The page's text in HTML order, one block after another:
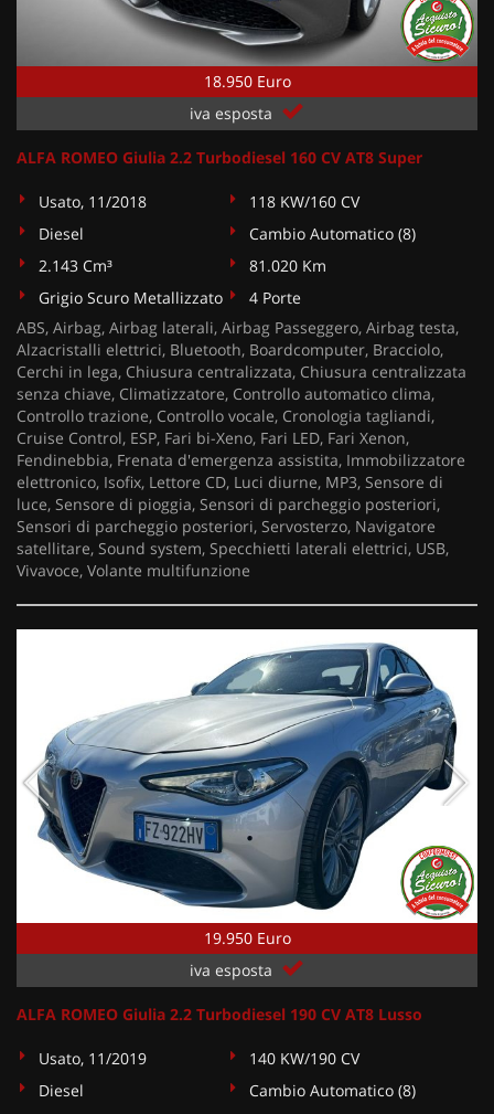
18.950 Euro
iva esposta
ALFA ROMEO Giulia 2.2 Turbodiesel 160 CV AT8 Super
Usato, 11/2018
118 KW/160 CV
Diesel
Cambio Automatico (8)
2.143 Cm³
81.020 Km
Grigio Scuro Metallizzato
4 Porte
ABS, Airbag, Airbag laterali, Airbag Passeggero, Airbag testa,
Alzacristalli elettrici, Bluetooth, Boardcomputer, Bracciolo,
Cerchi in lega, Chiusura centralizzata, Chiusura centralizzata
senza chiave, Climatizzatore, Controllo automatico clima,
Controllo trazione, Controllo vocale, Cronologia tagliandi,
Cruise Control, ESP, Fari bi-Xeno, Fari LED, Fari Xenon,
Fendinebbia, Frenata d'emergenza assistita, Immobilizzatore
elettronico, Isofix, Lettore CD, Luci diurne, MP3, Sensore di
luce, Sensore di pioggia, Sensori di parcheggio posteriori,
Sensori di parcheggio posteriori, Servosterzo, Navigatore
satellitare, Sound system, Specchietti laterali elettrici, USB,
Vivavoce, Volante multifunzione
19.950 Euro
iva esposta
ALFA ROMEO Giulia 2.2 Turbodiesel 190 CV AT8 Lusso
Usato, 11/2019
140 KW/190 CV
Diesel
Cambio Automatico (8)